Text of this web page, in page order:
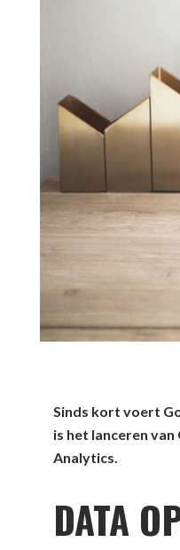
Sinds kort voert
is het lanceren van
Analytics.
DATA